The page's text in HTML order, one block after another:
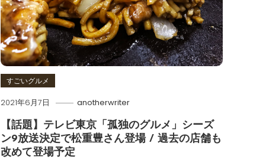
すごいグルメ
2021年6月7日 anotherwriter
【話題】テレビ東京「孤独のグルメ」シーズ
ン9放送決定で松重豊さん登場 / 過去の店舗も
改めて登場予定